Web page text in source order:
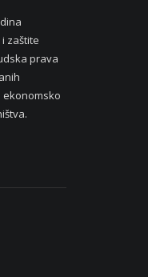
zaštite
prava
ekonomsko